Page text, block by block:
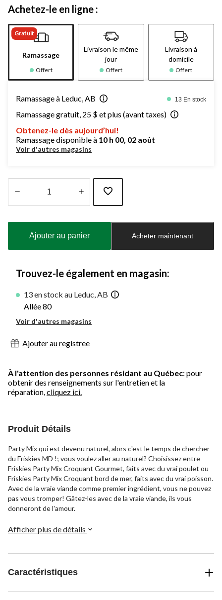
Achetez-le en ligne :
Gratuit
Ramassage
Offert
Livraison le même
jour
Offert
Livraison à
domicile
Offert
Ramassage à Leduc, AB 13 En stock
Ramassage gratuit, 25 $ et plus (avant taxes)
Obtenez-le dès aujourd’hui!
Ramassage disponible à 10 h 00, 02 août
Voir d'autres magasins
à
Ajouter au panier Acheter maintenant
Trouvez-le également en magasin:
13 en stock au Leduc, AB
Allée 80
Voir d'autres magasins
Ajouter au registree
À l'attention des personnes résidant au Québec: pour
obtenir des renseignements sur l'entretien et la
réparation,cliquez ici.
Produit Détails
Party Mix qui est devenu naturel, alors c'est le temps de chercher
du Friskies MD !; vous voulez aller au naturel? Choisissez entre
Friskies Party Mix Croquant Gourmet, faits avec du vrai poulet ou
Friskies Party Mix Croquant bord de mer, faits avec du vrai poisson.
Avec de la vraie viande comme premier ingrédient, vous ne pouvez
pas vous tromper! Gâtez-les avec de la vraie viande, ils vous
donneront de l'amour.
Afficher plus de détails
Caractéristiques